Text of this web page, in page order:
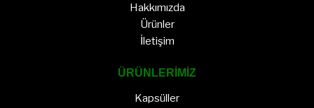
Hakkımızda
Ürünler
İletişim
ÜRÜNLERİMİZ
Kapsüller